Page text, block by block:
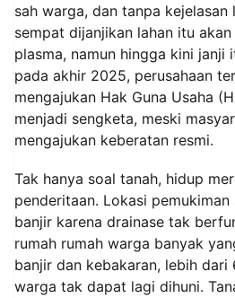
sah warga, dan tanpa kejelasan
sempat dijanjikan lahan itu
plasma, namun hingga kini janji
pada akhir 2025, perusahaan
mengajukan Hak Guna Usaha
menjadi sengketa, meski
mengajukan keberatan resmi.
Tak hanya soal tanah, hidup
penderitaan. Lokasi pemukiman
banjir karena drainase tak
rumah rumah warga banyak
banjir dan kebakaran, lebih dari
warga tak dapat lagi dihuni.